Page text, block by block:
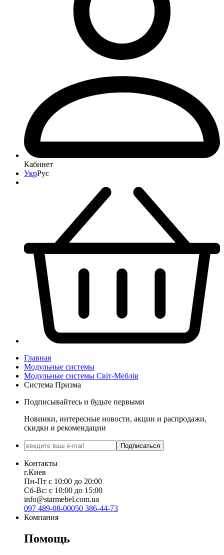
Кабинет
УкрРус
Главная
Модульные системы
Модульные системы Світ-Meблів
Система Призма
Подписывайтесь и будьте первыми
Новинки, интересные новости, акции и распродажи,
скидки и рекомендации
Подписаться
Контакты
г.Киев
Пн-Пт с 10:00 до 20:00
Сб-Вс: с 10:00 до 15:00
info@starmebel.com.ua
097 489-08-00050 386-44-73
Компания
Помощь